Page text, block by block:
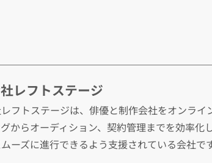
レフトステージ
フトステージは、俳優と制作会社をオンラ
からオーディション、契約管理までを効率
ーズに進行できるよう支援されている会社です